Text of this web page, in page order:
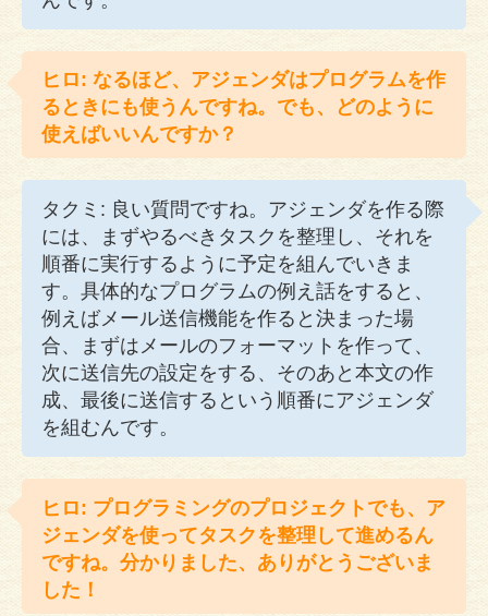
ヒロ: なるほど、アジェンダはプログラムを作
るときにも使うんですね。でも、どのように
使えばいいんですか？
タクミ: 良い質問ですね。アジェンダを作る際
には、まずやるべきタスクを整理し、それを
順番に実行するように予定を組んでいきま
す。具体的なプログラムの例え話をすると、
例えばメール送信機能を作ると決まった場
合、まずはメールのフォーマットを作って、
次に送信先の設定をする、そのあと本文の作
成、最後に送信するという順番にアジェンダ
を組むんです。
ヒロ: プログラミングのプロジェクトでも、ア
ジェンダを使ってタスクを整理して進めるん
ですね。分かりました、ありがとうございま
した！